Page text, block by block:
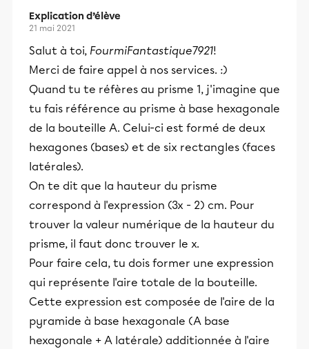
Explication d’élève
21 mai 2021
Salut à toi, FourmiFantastique7921!
Merci de faire appel à nos services. :)
Quand tu te réfères au prisme 1, j'imagine que
tu fais référence au prisme à base hexagonale
de la bouteille A. Celui-ci est formé de deux
hexagones (bases) et de six rectangles (faces
latérales).
On te dit que la hauteur du prisme
correspond à l'expression (3x - 2) cm. Pour
trouver la valeur numérique de la hauteur du
prisme, il faut donc trouver le x.
Pour faire cela, tu dois former une expression
qui représente l'aire totale de la bouteille.
Cette expression est composée de l'aire de la
pyramide à base hexagonale (A base
hexagonale + A latérale) additionnée à l'aire